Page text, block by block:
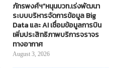
ภัทรพงศ์ฯ”หนุนบวท.เร่งพัฒนา
ระบบบริหารจัดการข้อมูล Big
Data และ AI เชื่อมข้อมูลการบิน
เพิ่มประสิทธิภาพบริการจราจร
ทางอากาศ
August 3, 2026